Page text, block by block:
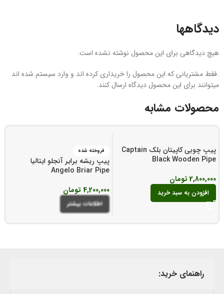
دیدگاهها
هیچ دیدگاهی برای این محصول نوشته نشده است.
.فقط مشتریانی که این محصول را خریداری کرده اند و وارد سیستم شده اند
میتوانند برای این محصول دیدگاه ارسال کنند.
محصولات مشابه
پیپ چوبی کاپیتان بلک Captain
Black Wooden Pipe
2,800,000 تومان
افزودن به سبد خرید
فروخته شده
پیپ ریشه برایر آنجلو ایتالیا
Angelo Briar Pipe
4,200,000 تومان
اطلاعات بیشتر
راهنمای خرید: